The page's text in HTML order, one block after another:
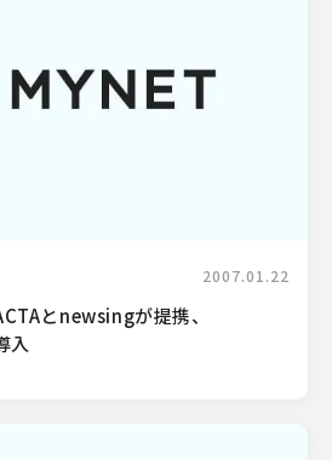
2007.01.22
とnewsingが提携、
入